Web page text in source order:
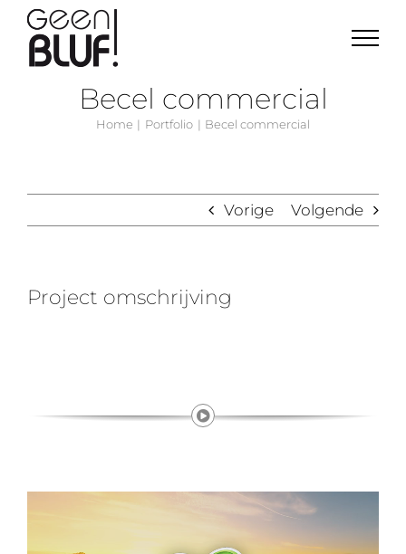
naar
inhoud
Becel commercial
Home Portfolio Becel commercial
Vorige Volgende
Project omschrijving